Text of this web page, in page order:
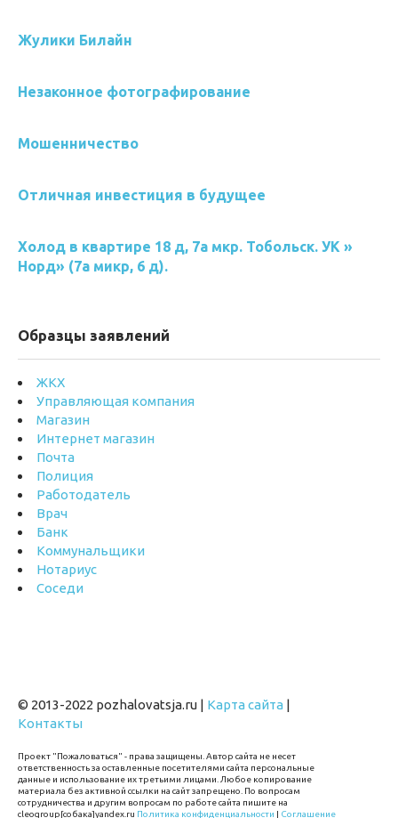
Жулики Билайн
Незаконное фотографирование
Мошенничество
Отличная инвестиция в будущее
Холод в квартире 18 д, 7а мкр. Тобольск. УК »
Норд» (7а микр, 6 д).
Образцы заявлений
ЖКХ
Управляющая компания
Магазин
Интернет магазин
Почта
Полиция
Работодатель
Врач
Банк
Коммунальщики
Нотариус
Соседи
© 2013-2022 pozhalovatsja.ru | Карта сайта |
Контакты
Проект "Пожаловаться" - права защищены. Автор сайта не несет
ответственность за оставленные посетителями сайта персональные
данные и использование их третьими лицами. Любое копирование
материала без активной ссылки на сайт запрещено. По вопросам
сотрудничества и другим вопросам по работе сайта пишите на
cleogroup[собака]yandex.ru Политика конфиденциальности | Соглашение